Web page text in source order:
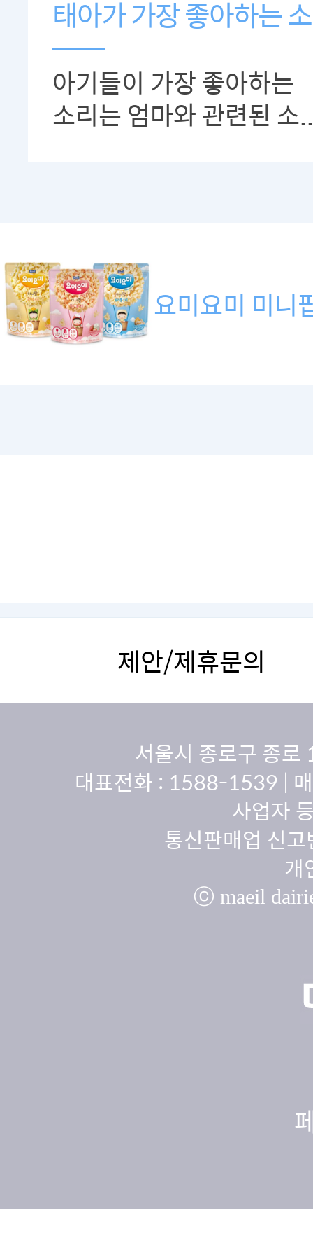
태아가 가장 좋아하는
아기들이 가장 좋아하는
소리는 엄마와 관련된 소..
요미요미 미니
제안/제휴문의
서울시 종로구 종
대표전화 : 1588-1539 |
사업자
통신판매업 신
개
ⓒ maeil